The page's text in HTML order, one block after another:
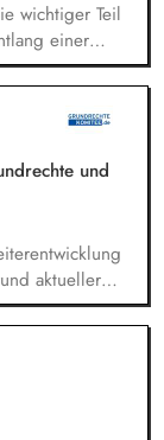
wichtiger Teil
einer
bei der
dabei
weiter. Sie
unserer
und
aktueller
und Englisch,
u.
des
mit